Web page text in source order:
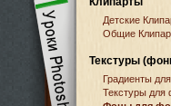
Детские
Общие
Текстуры
Градиенты
Текстуры для